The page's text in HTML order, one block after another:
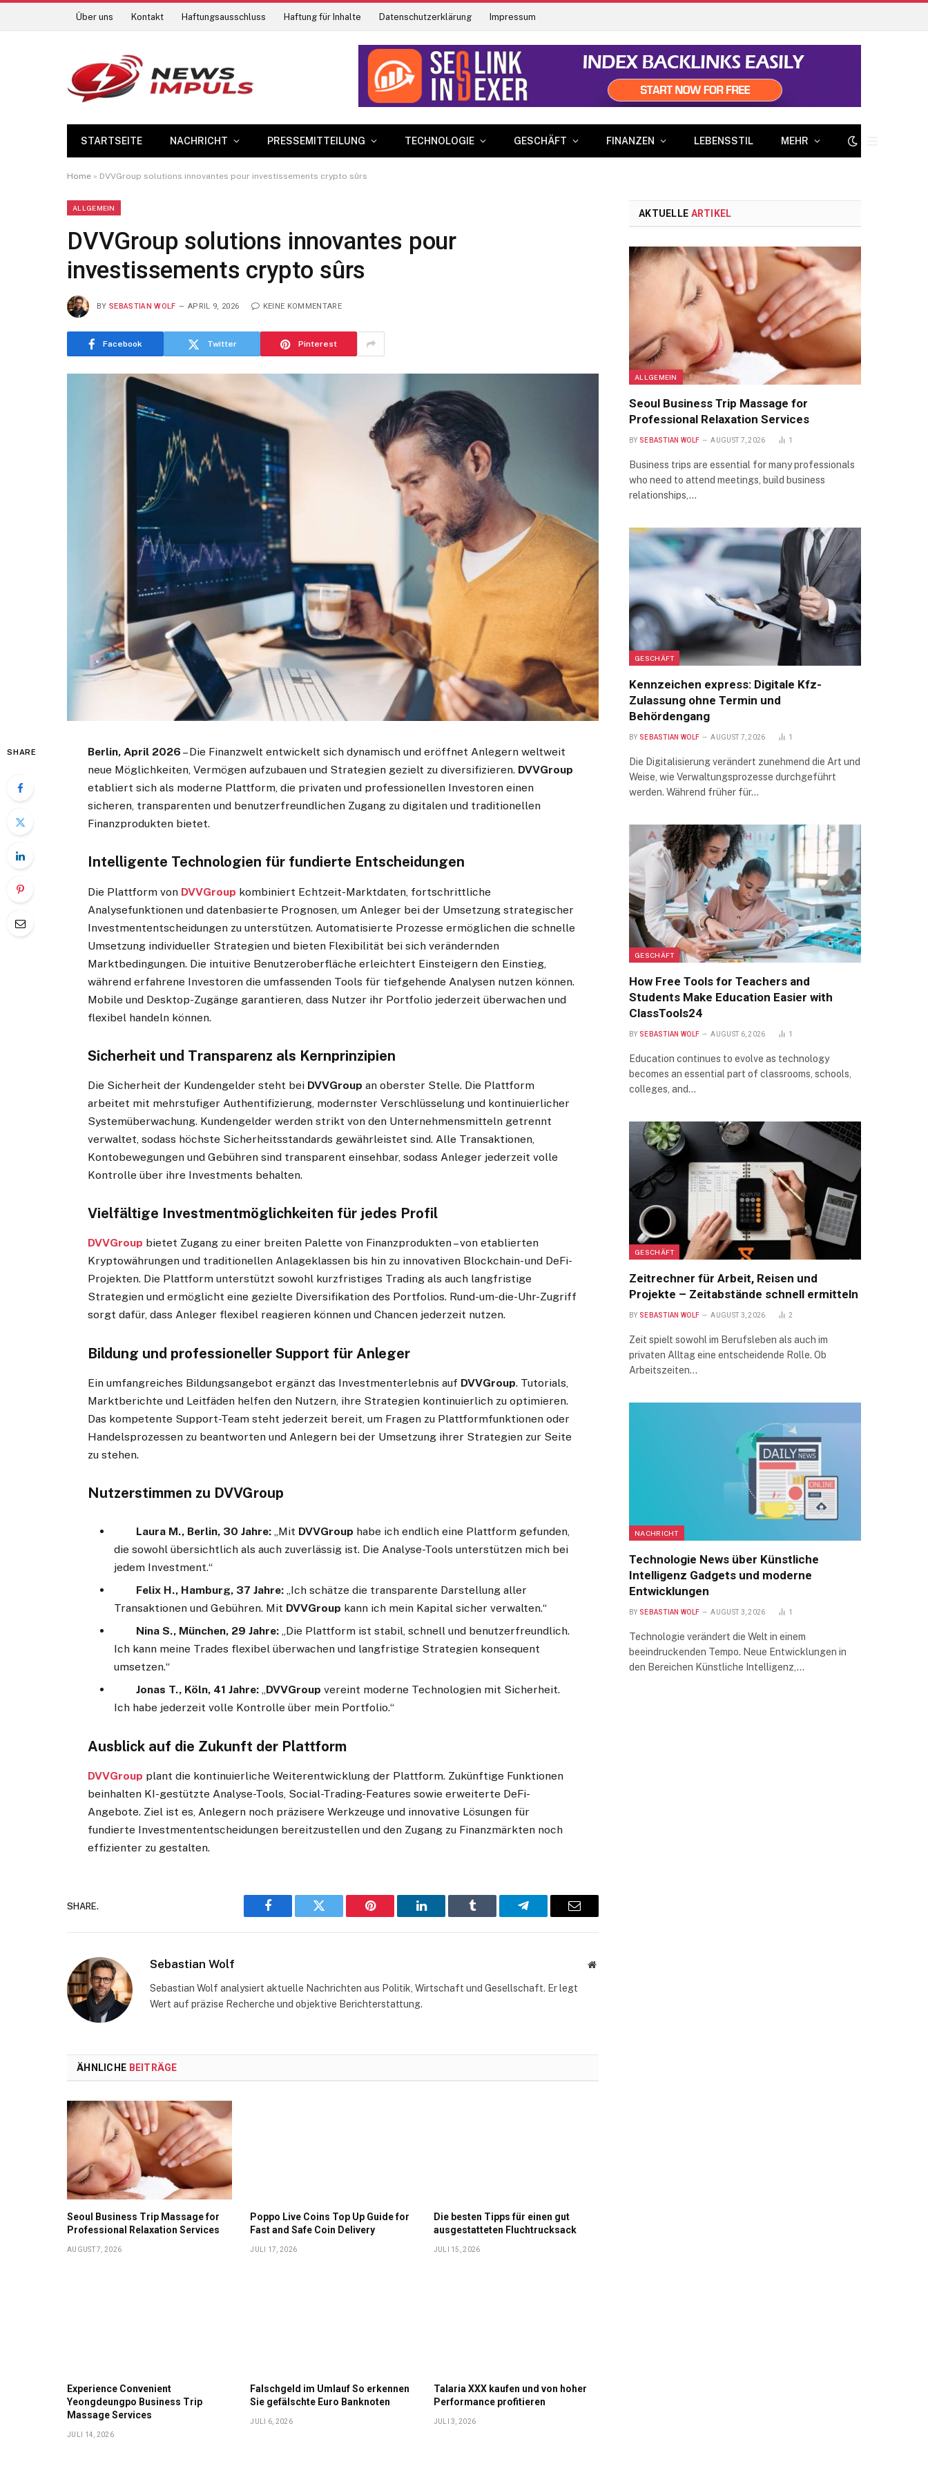
Über uns Kontakt Haftungsausschluss Haftung für Inhalte Datenschutzerklärung Impressum
STARTSEITE NACHRICHT PRESSEMITTEILUNG TECHNOLOGIE GESCHÄFT FINANZEN LEBENSSTIL MEHR
Home » DVVGroup solutions innovantes pour investissements crypto sûrs
ALLGEMEIN
DVVGroup solutions innovantes pour
investissements crypto sûrs
BY SEBASTIAN WOLF APRIL 9, 2026 KEINE KOMMENTARE
Facebook Twitter Pinterest
SHARE Berlin, April 2026 – Die Finanzwelt entwickelt sich dynamisch und eröffnet Anlegern weltweit
neue Möglichkeiten, Vermögen aufzubauen und Strategien gezielt zu diversifizieren. DVVGroup
etabliert sich als moderne Plattform, die privaten und professionellen Investoren einen
sicheren, transparenten und benutzerfreundlichen Zugang zu digitalen und traditionellen
Finanzprodukten bietet.
Intelligente Technologien für fundierte Entscheidungen
Die Plattform von DVVGroup kombiniert Echtzeit-Marktdaten, fortschrittliche
Analysefunktionen und datenbasierte Prognosen, um Anleger bei der Umsetzung strategischer
Investmententscheidungen zu unterstützen. Automatisierte Prozesse ermöglichen die schnelle
Umsetzung individueller Strategien und bieten Flexibilität bei sich verändernden
Marktbedingungen. Die intuitive Benutzeroberfläche erleichtert Einsteigern den Einstieg,
während erfahrene Investoren die umfassenden Tools für tiefgehende Analysen nutzen können.
Mobile und Desktop-Zugänge garantieren, dass Nutzer ihr Portfolio jederzeit überwachen und
flexibel handeln können.
Sicherheit und Transparenz als Kernprinzipien
Die Sicherheit der Kundengelder steht bei DVVGroup an oberster Stelle. Die Plattform
arbeitet mit mehrstufiger Authentifizierung, modernster Verschlüsselung und kontinuierlicher
Systemüberwachung. Kundengelder werden strikt von den Unternehmensmitteln getrennt
verwaltet, sodass höchste Sicherheitsstandards gewährleistet sind. Alle Transaktionen,
Kontobewegungen und Gebühren sind transparent einsehbar, sodass Anleger jederzeit volle
Kontrolle über ihre Investments behalten.
Vielfältige Investmentmöglichkeiten für jedes Profil
DVVGroup bietet Zugang zu einer breiten Palette von Finanzprodukten – von etablierten
Kryptowährungen und traditionellen Anlageklassen bis hin zu innovativen Blockchain- und DeFi-
Projekten. Die Plattform unterstützt sowohl kurzfristiges Trading als auch langfristige
Strategien und ermöglicht eine gezielte Diversifikation des Portfolios. Rund-um-die-Uhr-Zugriff
sorgt dafür, dass Anleger flexibel reagieren können und Chancen jederzeit nutzen.
Bildung und professioneller Support für Anleger
Ein umfangreiches Bildungsangebot ergänzt das Investmenterlebnis auf DVVGroup. Tutorials,
Marktberichte und Leitfäden helfen den Nutzern, ihre Strategien kontinuierlich zu optimieren.
Das kompetente Support-Team steht jederzeit bereit, um Fragen zu Plattformfunktionen oder
Handelsprozessen zu beantworten und Anlegern bei der Umsetzung ihrer Strategien zur Seite
zu stehen.
Nutzerstimmen zu DVVGroup
Laura M., Berlin, 30 Jahre: „Mit DVVGroup habe ich endlich eine Plattform gefunden,
die sowohl übersichtlich als auch zuverlässig ist. Die Analyse-Tools unterstützen mich bei
jedem Investment.“
Felix H., Hamburg, 37 Jahre: „Ich schätze die transparente Darstellung aller
Transaktionen und Gebühren. Mit DVVGroup kann ich mein Kapital sicher verwalten.“
Nina S., München, 29 Jahre: „Die Plattform ist stabil, schnell und benutzerfreundlich.
Ich kann meine Trades flexibel überwachen und langfristige Strategien konsequent
umsetzen.“
Jonas T., Köln, 41 Jahre: „DVVGroup vereint moderne Technologien mit Sicherheit.
Ich habe jederzeit volle Kontrolle über mein Portfolio.“
Ausblick auf die Zukunft der Plattform
DVVGroup plant die kontinuierliche Weiterentwicklung der Plattform. Zukünftige Funktionen
beinhalten KI-gestützte Analyse-Tools, Social-Trading-Features sowie erweiterte DeFi-
Angebote. Ziel ist es, Anlegern noch präzisere Werkzeuge und innovative Lösungen für
fundierte Investmententscheidungen bereitzustellen und den Zugang zu Finanzmärkten noch
effizienter zu gestalten.
SHARE.
Facebook Twitter Pinterest LinkedIn Tumblr Telegram Email
Sebastian Wolf Website
Sebastian Wolf analysiert aktuelle Nachrichten aus Politik, Wirtschaft und Gesellschaft. Er legt
Wert auf präzise Recherche und objektive Berichterstattung.
ÄHNLICHE BEITRÄGE
Seoul Business Trip Massage for
Professional Relaxation Services
AUGUST 7, 2026
Poppo Live Coins Top Up Guide for
Fast and Safe Coin Delivery
JULI 17, 2026
Die besten Tipps für einen gut
ausgestatteten Fluchtrucksack
JULI 15, 2026
Experience Convenient
Yeongdeungpo Business Trip
Massage Services
JULI 14, 2026
Falschgeld im Umlauf So erkennen
Sie gefälschte Euro Banknoten
JULI 6, 2026
Talaria XXX kaufen und von hoher
Performance profitieren
JULI 3, 2026
AKTUELLE ARTIKEL
ALLGEMEIN
Seoul Business Trip Massage for
Professional Relaxation Services
BY SEBASTIAN WOLF AUGUST 7, 2026 1
Business trips are essential for many professionals
who need to attend meetings, build business
relationships,…
GESCHÄFT
Kennzeichen express: Digitale Kfz-
Zulassung ohne Termin und
Behördengang
BY SEBASTIAN WOLF AUGUST 7, 2026 1
Die Digitalisierung verändert zunehmend die Art und
Weise, wie Verwaltungsprozesse durchgeführt
werden. Während früher für…
GESCHÄFT
How Free Tools for Teachers and
Students Make Education Easier with
ClassTools24
BY SEBASTIAN WOLF AUGUST 6, 2026 1
Education continues to evolve as technology
becomes an essential part of classrooms, schools,
colleges, and…
GESCHÄFT
Zeitrechner für Arbeit, Reisen und
Projekte – Zeitabstände schnell ermitteln
BY SEBASTIAN WOLF AUGUST 3, 2026 2
Zeit spielt sowohl im Berufsleben als auch im
privaten Alltag eine entscheidende Rolle. Ob
Arbeitszeiten…
NACHRICHT
Technologie News über Künstliche
Intelligenz Gadgets und moderne
Entwicklungen
BY SEBASTIAN WOLF AUGUST 3, 2026 1
Technologie verändert die Welt in einem
beeindruckenden Tempo. Neue Entwicklungen in
den Bereichen Künstliche Intelligenz,…